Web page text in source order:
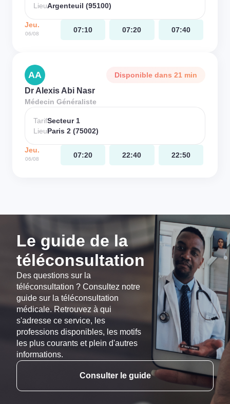
LieuArgenteuil (95100)
Jeu.
06/08 07:10 07:20 07:40
AA Disponible dans 21 min
Dr Alexis Abi Nasr
Médecin Généraliste
TarifSecteur 1
LieuParis 2 (75002)
Jeu.
06/08 07:20 22:40 22:50
Le guide de la
téléconsultation
Des questions sur la
téléconsultation ? Consultez notre
guide sur la téléconsultation
médicale. Retrouvez à qui
s'adresse ce service, les
professions disponibles, les motifs
les plus courants et plein d'autres
informations.
Consulter le guide